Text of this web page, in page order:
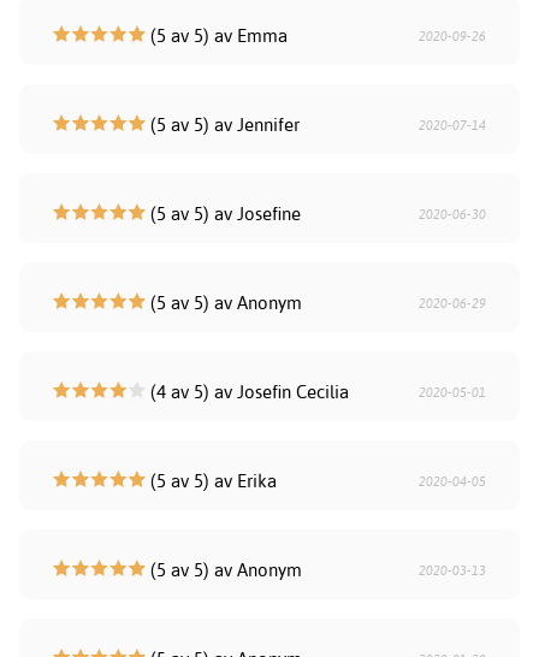
(5 av 5) av Emma 2020-09-26
(5 av 5) av Jennifer 2020-07-14
(5 av 5) av Josefine 2020-06-30
(5 av 5) av Anonym 2020-06-29
(4 av 5) av Josefin Cecilia 2020-05-01
(5 av 5) av Erika 2020-04-05
(5 av 5) av Anonym 2020-03-13